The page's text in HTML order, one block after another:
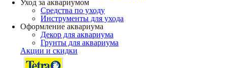
Уход за аквариумом
Средства по уходу
Инструменты для ухода
Оформление аквариума
Декор для аквариума
Грунты для аквариума
Акции и скидки